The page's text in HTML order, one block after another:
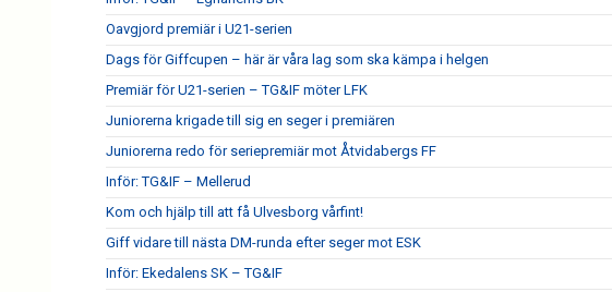
Oavgjord premiär i U21-serien
Dags för Giffcupen – här är våra lag som ska kämpa i helgen
Premiär för U21-serien – TG&IF möter LFK
Juniorerna krigade till sig en seger i premiären
Juniorerna redo för seriepremiär mot Åtvidabergs FF
Inför: TG&IF – Mellerud
Kom och hjälp till att få Ulvesborg vårfint!
Giff vidare till nästa DM-runda efter seger mot ESK
Inför: Ekedalens SK – TG&IF